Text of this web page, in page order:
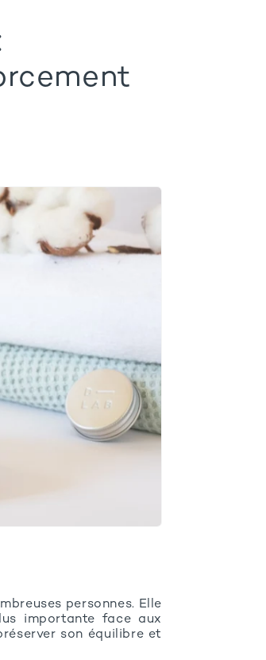
personnes. Elle
importante face aux
son équilibre et